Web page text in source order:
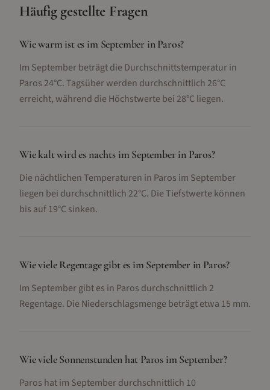
Häufig gestellte Fragen
Wie warm ist es im September in Paros?
Im September beträgt die Durchschnittstemperatur in
Paros 24°C. Tagsüber werden durchschnittlich 26°C
erreicht, während die Höchstwerte bei 28°C liegen.
Wie kalt wird es nachts im September in Paros?
Die nächtlichen Temperaturen in Paros im September
liegen bei durchschnittlich 22°C. Die Tiefstwerte können
bis auf 19°C sinken.
Wie viele Regentage gibt es im September in Paros?
Im September gibt es in Paros durchschnittlich 2
Regentage. Die Niederschlagsmenge beträgt etwa 15 mm.
Wie viele Sonnenstunden hat Paros im September?
Paros hat im September durchschnittlich 10